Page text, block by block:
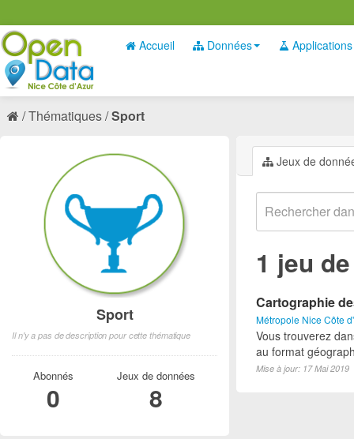
Accueil Données Applications
Thématiques Sport
Jeux de
1 jeu
Cartographie
Métropole Nice Côte
Vous trouverez
au format
Mise à jour: 17 Mai 2019
Sport
Il n'y a pas de description pour cette thématique
Abonnés
0
Jeux de données
8